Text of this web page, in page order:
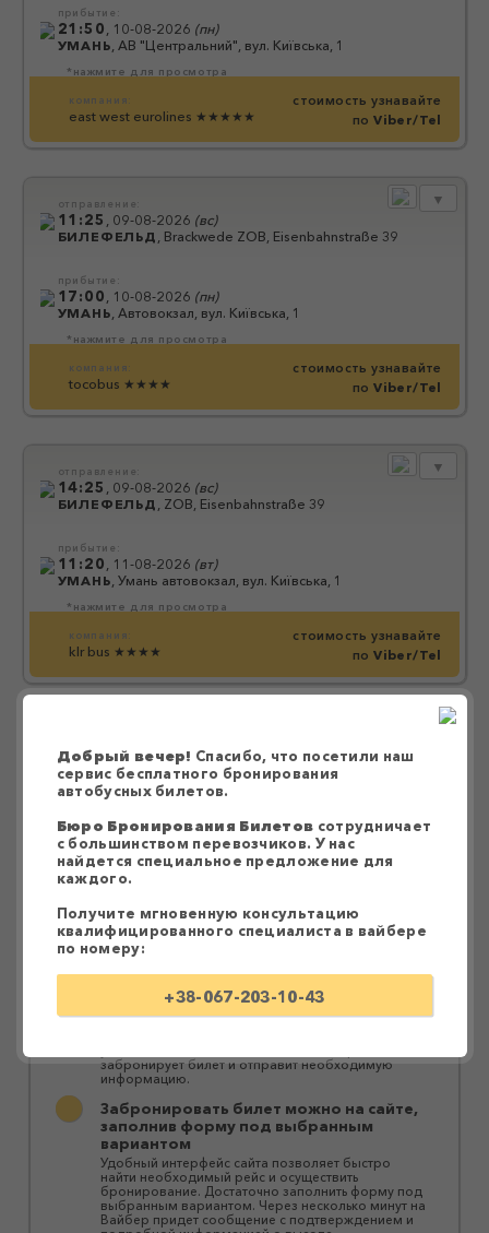
*нажмите для просмотра
прибытие:
21:50 10-08-2026 (пн)
УМАНЬ АВ "Центральний", вул. Київська, 1
компания:
east west eurolines ★★★★★
стоимость узнавайте
поViber/Tel
▼
*нажмите для просмотра
отправление:
11:25 09-08-2026 (вс)
БИЛЕФЕЛЬД Brackwede ZOB, Eisenbahnstraße 39
прибытие:
17:00 10-08-2026 (пн)
УМАНЬ Автовокзал, вул. Київська, 1
компания:
tocobus ★★★★
стоимость узнавайте
поViber/Tel
▼
*нажмите для просмотра
отправление:
14:25 09-08-2026 (вс)
БИЛЕФЕЛЬД ZOB, Eisenbahnstraße 39
прибытие:
11:20 11-08-2026 (вт)
УМАНЬ Умань автовокзал, вул. Київська, 1
компания:
klr bus ★★★★
стоимость узнавайте
поViber/Tel
БРОНИРОВАНИЕ БИЛЕТОВ НА
МЕЖДУНАРОДНЫЕ РЕЙСЫ С ОПЛАТОЙ
ПРИ ПОСАДКЕ В АВТОБУС
Бюро Бронирования Билетов - сервис поиска
автобусных рейсов и бесплатного бронирования
билетов. Почему нужно пользоваться именно
Более 50-ти наших партнеров создают
более 18 000 автобусных сообщений
Сотрудничество с ведущими перевозчиками
позволяет найти рейс именно по вашему
Бронирование происходит по Вайберу
забронирует билет и отправит необходимую
информацию.
Забронировать билет можно на сайте,
заполнив форму под выбранным
вариантом
Удобный интерфейс сайта позволяет быстро
найти необходимый рейс и осуществить
бронирование. Достаточно заполнить форму под
выбранным вариантом. Через несколько минут на
Вайбер придет сообщение с подтверждением и
Добрый вечер! Спасибо, что посетили наш
сервис бесплатного бронирования
автобусных билетов.
Бюро Бронирования Билетов сотрудничает
с большинством перевозчиков. У нас
найдется специальное предложение для
каждого.
Получите мгновенную консультацию
квалифицированного специалиста в вайбере
по номеру:
+38-067-203-10-43